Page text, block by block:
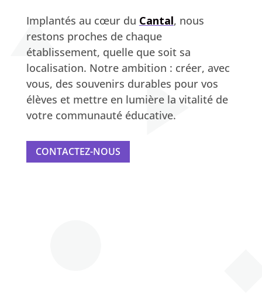
Implantés au cœur du Cantal, nous
restons proches de chaque
établissement, quelle que soit sa
localisation. Notre ambition : créer, avec
vous, des souvenirs durables pour vos
élèves et mettre en lumière la vitalité de
votre communauté éducative.
CONTACTEZ-NOUS